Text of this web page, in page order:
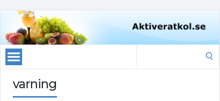
varning